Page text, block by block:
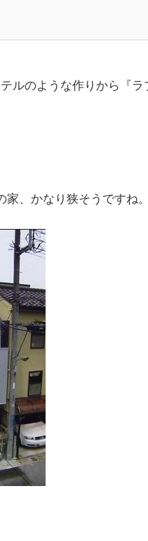
ルのような作りから『
、かなり狭そうですね。